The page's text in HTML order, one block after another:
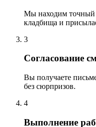
Мы находим точный
кладбища и
3
Согласование
Вы получаете
без сюрпризов.
4
Выполнение